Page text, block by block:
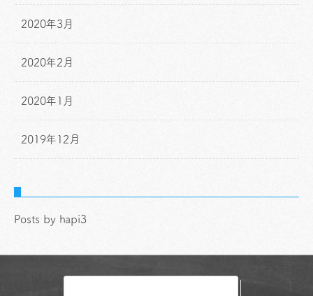
2020年3月
2020年2月
2020年1月
2019年12月
Posts by hapi3